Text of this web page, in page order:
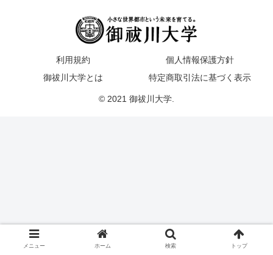
利用規約
個人情報保護方針
御祓川大学とは
特定商取引法に基づく表示
© 2021 御祓川大学.
メニュー ホーム 検索 トップ